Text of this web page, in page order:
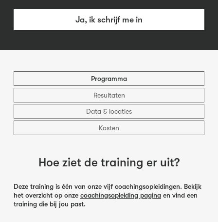
Ja, ik schrijf me in
Programma
Resultaten
Data & locaties
Kosten
Hoe ziet de training er uit?
Deze training is één van onze vijf coachingsopleidingen. Bekijk
het overzicht op onze coachingsopleiding pagina en vind een
training die bij jou past.